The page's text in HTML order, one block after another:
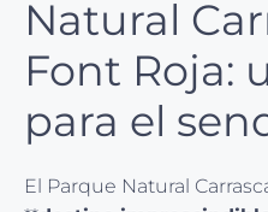
Natural
Font Roja:
para el
El Parque Natural